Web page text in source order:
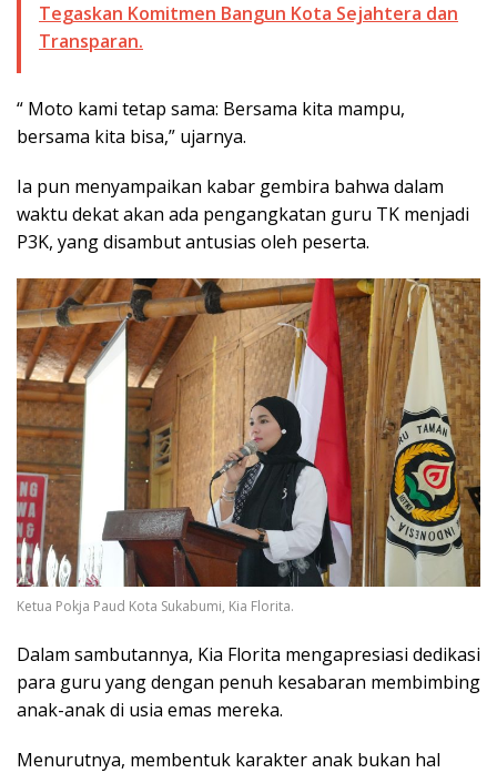
Tegaskan Komitmen Bangun Kota Sejahtera dan
Transparan.
“ Moto kami tetap sama: Bersama kita mampu,
bersama kita bisa,” ujarnya.
Ia pun menyampaikan kabar gembira bahwa dalam
waktu dekat akan ada pengangkatan guru TK menjadi
P3K, yang disambut antusias oleh peserta.
Ketua Pokja Paud Kota Sukabumi, Kia Florita.
Dalam sambutannya, Kia Florita mengapresiasi dedikasi
para guru yang dengan penuh kesabaran membimbing
anak-anak di usia emas mereka.
Menurutnya, membentuk karakter anak bukan hal